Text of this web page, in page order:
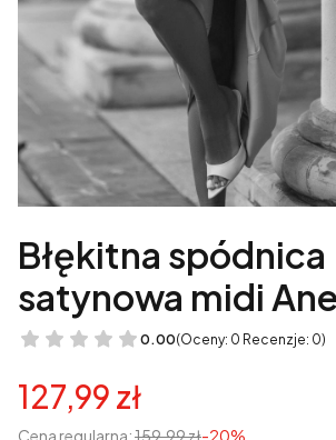
Błękitna spódnica
satynowa midi
0.00(Oceny: 0 Recenzje: 0)
127,99 zł
Cena regularna:159,99 zł-20%